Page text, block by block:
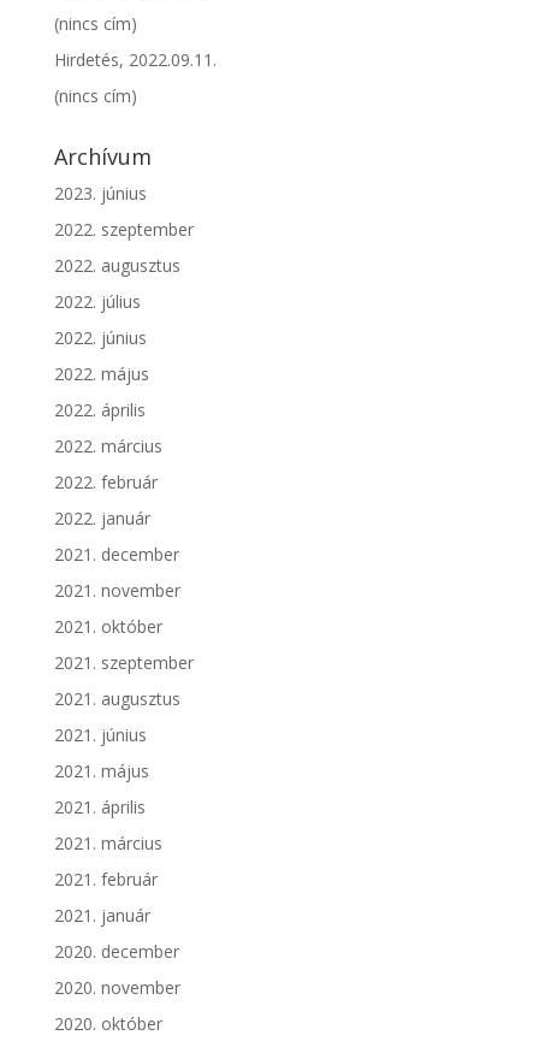
(nincs cím)
Hirdetés, 2022.09.11.
(nincs cím)
Archívum
2023. június
2022. szeptember
2022. augusztus
2022. július
2022. június
2022. május
2022. április
2022. március
2022. február
2022. január
2021. december
2021. november
2021. október
2021. szeptember
2021. augusztus
2021. június
2021. május
2021. április
2021. március
2021. február
2021. január
2020. december
2020. november
2020. október